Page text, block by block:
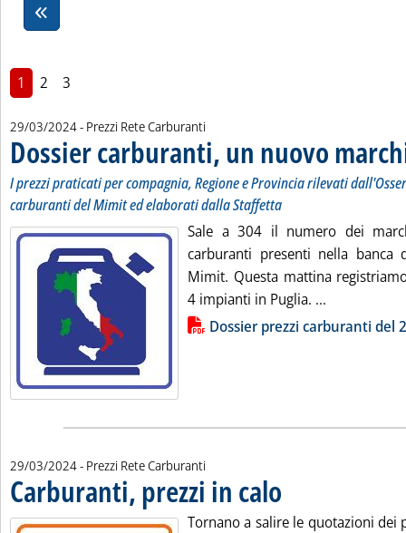
1 2 3
29/03/2024- Prezzi Rete Carburanti
Dossier carburanti, un nuovo
I prezzi praticati per compagnia, Regione e Provincia rilevati
carburanti del Mimit ed elaborati dalla Staffetta
Sale a 304 il numero dei
carburanti presenti nella banca
Mimit. Questa mattina
4 impianti in Puglia. ...
Lista allegati PDF alla notiziaDossier prezzi carburanti del
29/03/2024- Prezzi Rete Carburanti
Carburanti, prezzi in calo
Tornano a salire le quotazioni